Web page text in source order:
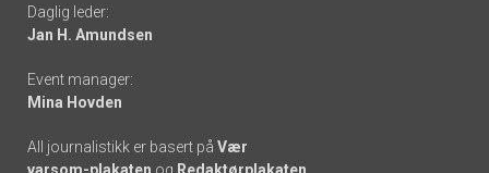
links
Daglig leder:
Jan H. Amundsen
Event manager:
Mina Hovden
All journalistikk er basert på Vær